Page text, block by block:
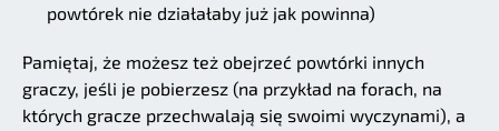
powtórek nie działałaby już jak powinna)
Pamiętaj, że możesz też obejrzeć powtórki innych
graczy, jeśli je pobierzesz (na przykład na forach, na
których gracze przechwalają się swoimi wyczynami), a